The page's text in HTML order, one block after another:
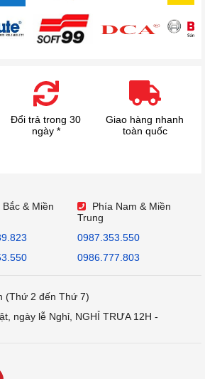
Đổi trả trong 30
ngày *
Giao hàng nhanh
toàn quốc
Bắc & Miền
Phía Nam & Miền
Trung
0987.353.550
0986.777.803
(Thứ 2 đến Thứ 7)
ngày lễ Nghỉ, NGHỈ TRƯA 12H -